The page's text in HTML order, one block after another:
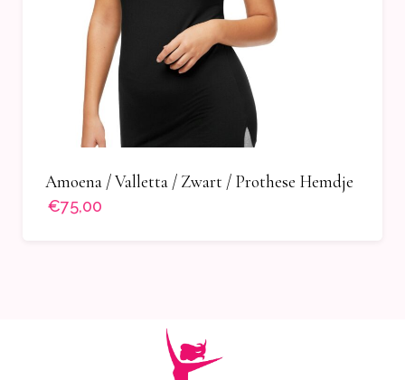
Amoena / Valletta / Zwart / Prothese Hemdje
€75,00